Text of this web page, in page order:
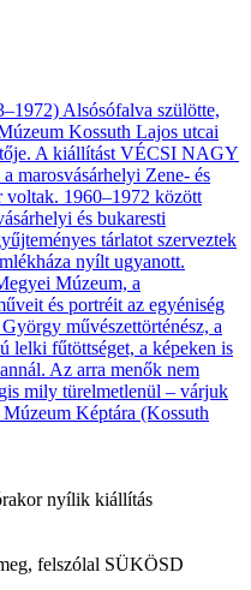
nyílik kiállítás
felszólal SÜKÖSD